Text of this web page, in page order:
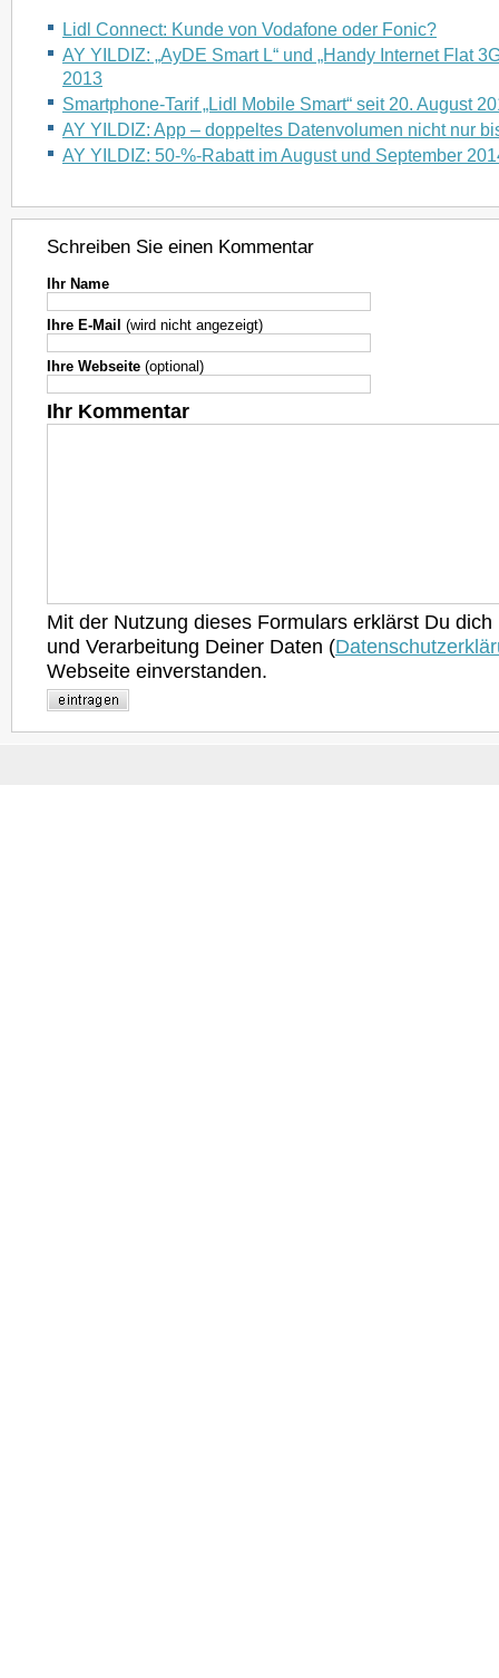
Lidl Connect: Kunde von Vodafone oder Fonic?
AY YILDIZ: „AyDE Smart L“ und „Handy Internet Flat
2013
Smartphone-Tarif „Lidl Mobile Smart“ seit 20. August
AY YILDIZ: App – doppeltes Datenvolumen nicht nur
AY YILDIZ: 50-%-Rabatt im August und September
Schreiben Sie einen Kommentar
Ihr Name
Ihre E-Mail (wird nicht angezeigt)
Ihre Webseite (optional)
Ihr Kommentar
Mit der Nutzung dieses Formulars erklärst Du
und Verarbeitung Deiner Daten (
Webseite einverstanden.